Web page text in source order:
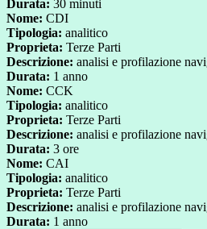
Durata: 30 minuti
Nome: CDI
Tipologia: analitico
Proprieta: Terze Parti
Descrizione: analisi e profilazione
Durata: 1 anno
Nome: CCK
Tipologia: analitico
Proprieta: Terze Parti
Descrizione: analisi e profilazione
Durata: 3 ore
Nome: CAI
Tipologia: analitico
Proprieta: Terze Parti
Descrizione: analisi e profilazione
Durata: 1 anno